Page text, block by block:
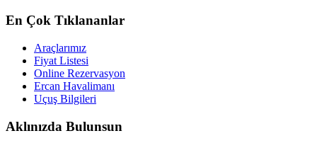
En Çok Tıklananlar
Araçlarımız
Fiyat Listesi
Online Rezervasyon
Ercan Havalimanı
Uçuş Bilgileri
Aklınızda Bulunsun